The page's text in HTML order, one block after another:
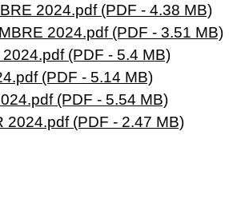
2024.pdf (PDF - 4.38 MB)
2024.pdf (PDF - 3.51 MB)
2024.pdf (PDF - 5.4 MB)
(PDF - 5.14 MB)
(PDF - 5.54 MB)
2024.pdf (PDF - 2.47 MB)